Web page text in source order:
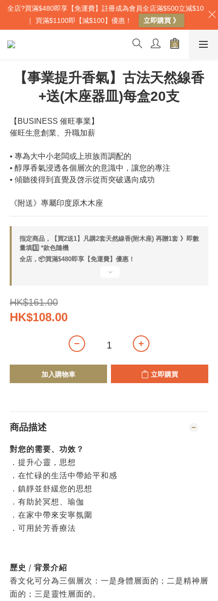
【事業提升香氣】古法天然線香
+送(木座器皿)每盒20支
【BUSINESS 催旺事業】
催旺生意創業、升職加薪
• 專為大中小老闆或上班族而調配的
• 醇厚香氣浸透各個層次的意識中，讓您的專注
• 傾聽後得到直覺及啓示從而突破邁向成功
《附送》專屬印度原木木座
指定商品，【買2送1】凡購2套天然線香(附木座) 再贈1套 》即數
量填3️⃣ *款色隨機
全店，📦買滿$480即享【免運費】優惠！
HK$161.00
HK$108.00
加入購物車 立即購買
商品描述
對您的需要、功效？
．提升心靈，思想
．在忙碌的生活中帶給平和感
．鎮靜並舒緩您的思想
．有助於冥想、瑜伽
．在家中帶來安寧氛圍
．可用於芳香療法
歷史 / 背景介紹
香文化可分為三個層次：一是身體層面的；二是精神層
面的；三是靈性層面的。
全店?買滿$480即享【免運費】註冊成為會員全店滿$500立減$10
｜ 買滿$1100即【減$100】優惠！
立即購買 》